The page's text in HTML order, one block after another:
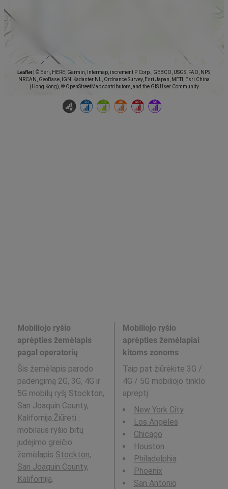
Leaflet
© Esri, HERE, Garmin, Intermap, increment P Corp., GEBCO, USGS, FAO, NPS,
NRCAN, GeoBase, IGN, Kadaster NL, Ordnance Survey, Esri Japan, METI, Esri China
(Hong Kong), © OpenStreetMap contributors, and the GIS User Community
Mobiliojo ryšio
aprėpties žemėlapis
pagal operatorių
Šis žemėlapis parodo
padengimą 2G, 3G, 4G ir
5G mobilų ryšį Stockton,
San Joaquin County,
Kalifornija.Žiūrėti :
mobilaus ryšio bitų
judėjimo greičio
žemėlapis Stockton,
San Joaquin County,
Kalifornija.
Mobiliojo ryšio
aprėpties žemėlapiai
kitoms zonoms
Taip pat žiūrėkite 3G /
4G / 5G mobiliojo tinklo
aprėptį :
New York City
Los Angeles
Chicago
Houston
Philadelphia
Phoenix
San Antonio